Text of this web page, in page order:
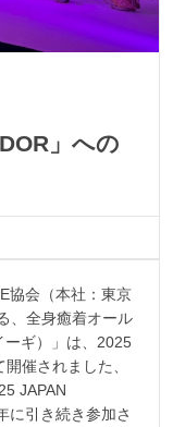
」への
協会（本社：東京
、全身癒着オール
ーギ）」は、2025
催されました、
JAPAN
に引き続き参加さ